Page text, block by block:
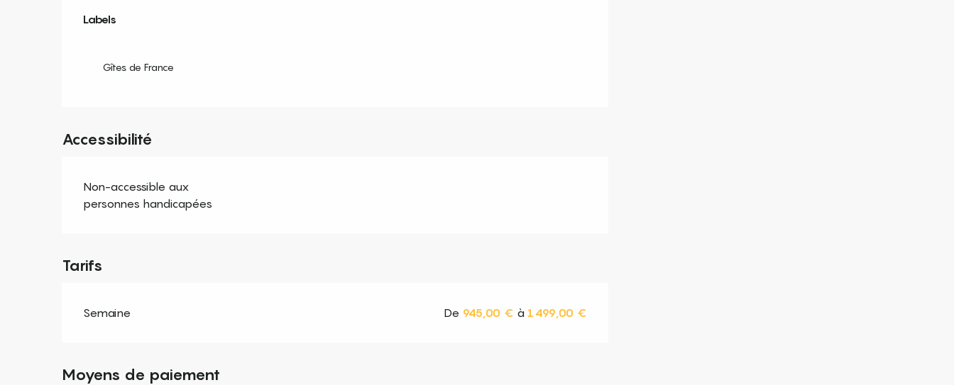
Offres de prestations
Labels
Labels
Gîtes de France
Accessibilité
Non-accessible aux
personnes handicapées
Tarifs
Semaine De 945,00 € à 1 499,00 €
Moyens de paiement